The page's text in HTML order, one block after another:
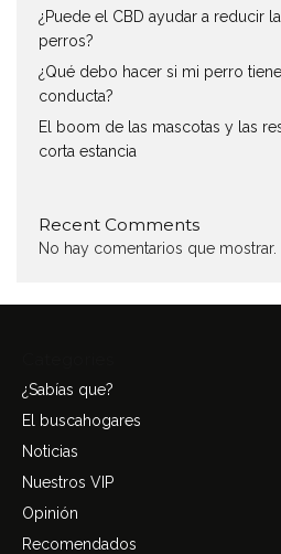
¿Puede el CBD ayudar a reducir
perros?
¿Qué debo hacer si mi perro
conducta?
El boom de las mascotas y las
corta estancia
Recent Comments
No hay comentarios que mostrar.
¿Sabías que?
El buscahogares
Noticias
Nuestros VIP
Opinión
Recomendados